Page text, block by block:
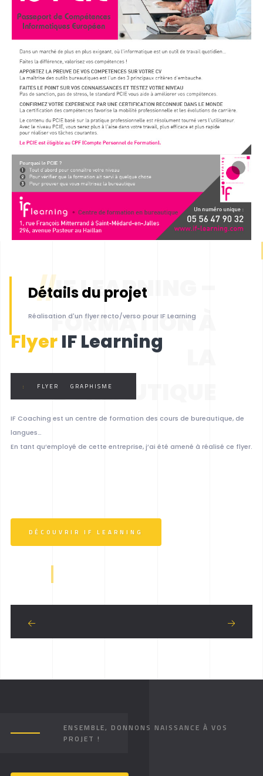
//IF LEARNING –
FORMATION À
BUREAUTIQUE
Détails du projet
Réalisation d'un flyer recto/verso pour IF Learning
FlyerIF Learning
: FLYER GRAPHISME
IF Coaching est un centre de formation des cours de bureautique, de
langues…
En tant qu’employé de cette entreprise, j’ai été amené à réalisé ce flyer.
DÉCOUVRIR IF LEARNING
ENSEMBLE, DONNONS NAISSANCE À VOS
PROJET !